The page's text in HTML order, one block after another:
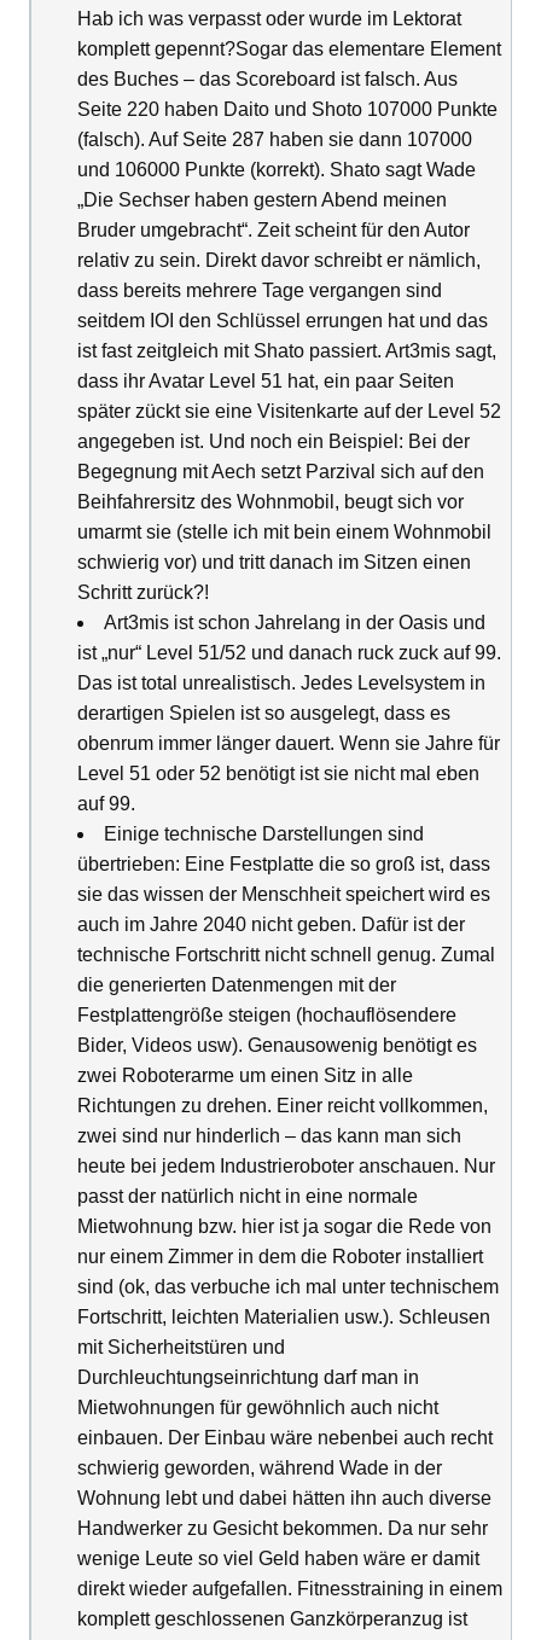
Hab ich was verpasst oder wurde im Lektorat
komplett gepennt?Sogar das elementare Element
des Buches – das Scoreboard ist falsch. Aus
Seite 220 haben Daito und Shoto 107000 Punkte
(falsch). Auf Seite 287 haben sie dann 107000
und 106000 Punkte (korrekt). Shato sagt Wade
„Die Sechser haben gestern Abend meinen
Bruder umgebracht“. Zeit scheint für den Autor
relativ zu sein. Direkt davor schreibt er nämlich,
dass bereits mehrere Tage vergangen sind
seitdem IOI den Schlüssel errungen hat und das
ist fast zeitgleich mit Shato passiert. Art3mis sagt,
dass ihr Avatar Level 51 hat, ein paar Seiten
später zückt sie eine Visitenkarte auf der Level 52
angegeben ist. Und noch ein Beispiel: Bei der
Begegnung mit Aech setzt Parzival sich auf den
Beihfahrersitz des Wohnmobil, beugt sich vor
umarmt sie (stelle ich mit bein einem Wohnmobil
schwierig vor) und tritt danach im Sitzen einen
Schritt zurück?!
Art3mis ist schon Jahrelang in der Oasis und
ist „nur“ Level 51/52 und danach ruck zuck auf 99.
Das ist total unrealistisch. Jedes Levelsystem in
derartigen Spielen ist so ausgelegt, dass es
obenrum immer länger dauert. Wenn sie Jahre für
Level 51 oder 52 benötigt ist sie nicht mal eben
auf 99.
Einige technische Darstellungen sind
übertrieben: Eine Festplatte die so groß ist, dass
sie das wissen der Menschheit speichert wird es
auch im Jahre 2040 nicht geben. Dafür ist der
technische Fortschritt nicht schnell genug. Zumal
die generierten Datenmengen mit der
Festplattengröße steigen (hochauflösendere
Bider, Videos usw). Genausowenig benötigt es
zwei Roboterarme um einen Sitz in alle
Richtungen zu drehen. Einer reicht vollkommen,
zwei sind nur hinderlich – das kann man sich
heute bei jedem Industrieroboter anschauen. Nur
passt der natürlich nicht in eine normale
Mietwohnung bzw. hier ist ja sogar die Rede von
nur einem Zimmer in dem die Roboter installiert
sind (ok, das verbuche ich mal unter technischem
Fortschritt, leichten Materialien usw.). Schleusen
mit Sicherheitstüren und
Durchleuchtungseinrichtung darf man in
Mietwohnungen für gewöhnlich auch nicht
einbauen. Der Einbau wäre nebenbei auch recht
schwierig geworden, während Wade in der
Wohnung lebt und dabei hätten ihn auch diverse
Handwerker zu Gesicht bekommen. Da nur sehr
wenige Leute so viel Geld haben wäre er damit
direkt wieder aufgefallen. Fitnesstraining in einem
komplett geschlossenen Ganzkörperanzug ist